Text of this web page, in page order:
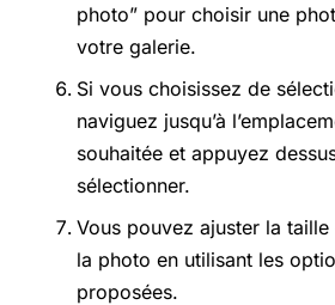
photo” pour choisir une
votre galerie.
Si vous choisissez de
naviguez jusqu’à
souhaitée et appuyez
sélectionner.
Vous pouvez ajuster la
la photo en utilisant les
proposées.